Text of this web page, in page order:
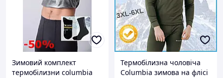
Зимовий комплект
термобілизни columbia
Термобілизна чоловіча
Columbia зимова на флісі